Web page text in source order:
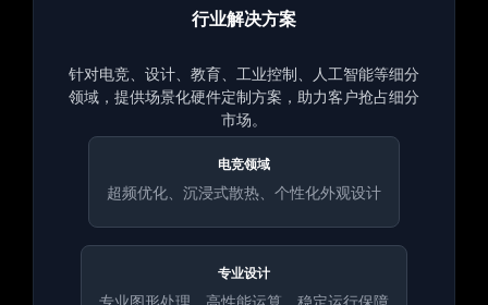
行业解决方案
针对电竞、设计、教育、工业控制、人工智能等细分
领域，提供场景化硬件定制方案，助力客户抢占细分
市场。
电竞领域
超频优化、沉浸式散热、个性化外观设计
专业设计